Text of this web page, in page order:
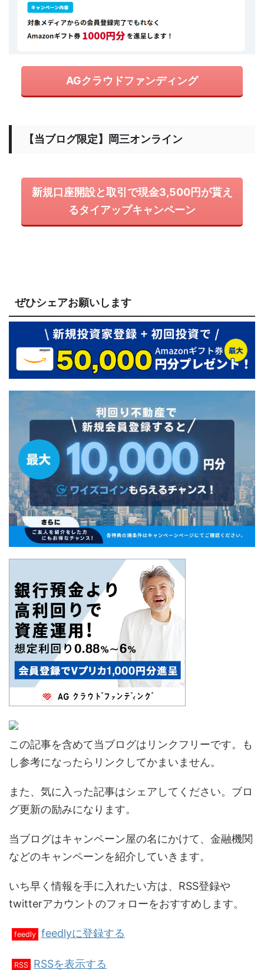
AGクラウドファンディング
【当ブログ限定】岡三オンライン
新規口座開設と取引で現金3,500円が貰え
るタイアップキャンペーン
ぜひシェアお願いします
この記事を含めて当ブログはリンクフリーです。も
し参考になったらリンクしてかまいません。
また、気に入った記事はシェアしてください。ブロ
グ更新の励みになります。
当ブログはキャンペーン屋の名にかけて、金融機関
などのキャンペーンを紹介していきます。
いち早く情報を手に入れたい方は、RSS登録や
twitterアカウントのフォローをおすすめします。
feedly feedlyに登録する
RSS RSSを表示する